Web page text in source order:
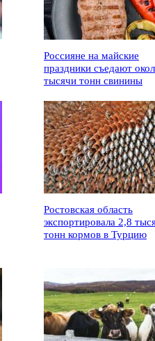
Россияне на майские
праздники съедают
тысячи тонн свинины
Ростовская область
экспортировала 2,8
тонн кормов в Турцию